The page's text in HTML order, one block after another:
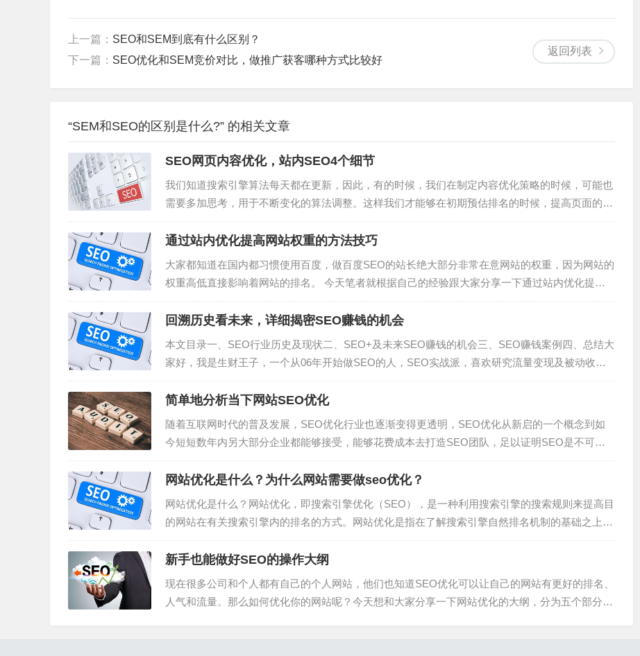
返回列表
上一篇： SEO和SEM到底有什么区别？
下一篇： SEO优化和SEM竞价对比，做推广获客哪种方式比较好
“SEM和SEO的区别是什么?” 的相关文章
SEO网页内容优化，站内SEO4个细节
我们知道搜索引擎算法每天都在更新，因此，有的时候，我们在制定内容优化策略的时候，可能也
需要多加思考，用于不断变化的算法调整。这样我们才能够在初期预估排名的时候，提高页面的关
键词排名。那么，页面内容展现，最新SEO注意事项有哪些？根据以往SEO站内优化的经验，蝙
蝠侠IT，将通过如下内容：1、内容折叠如...
通过站内优化提高网站权重的方法技巧
大家都知道在国内都习惯使用百度，做百度SEO的站长绝大部分非常在意网站的权重，因为网站的
权重高低直接影响着网站的排名。 今天笔者就根据自己的经验跟大家分享一下通过站内优化提高
网站权重的方法技巧。 第一、提高网站用户体验 用户体验，用直...
回溯历史看未来，详细揭密SEO赚钱的机会
本文目录一、SEO行业历史及现状二、SEO+及未来SEO赚钱的机会三、SEO赚钱案例四、总结大
家好，我是生财王子，一个从06年开始做SEO的人，SEO实战派，喜欢研究流量变现及被动收
入。《通过找神词，打造被动收入系统，躺赚10万+》本篇为实操帖，通过本文不仅可以学会找神
词，也可以学会找蓝海市场。注明...
简单地分析当下网站SEO优化
随着互联网时代的普及发展，SEO优化行业也逐渐变得更透明，SEO优化从新启的一个概念到如
今短短数年内另大部分企业都能够接受，能够花费成本去打造SEO团队，足以证明SEO是不可或
缺的。因此SEO已经进入了一个小高峰时期，只要我们优化得当，优化到位，SEO优化能为我们
网站带来充分的流量。当然，通过SEO...
网站优化是什么？为什么网站需要做seo优化？
网站优化是什么？网站优化，即搜索引擎优化（SEO），是一种利用搜索引擎的搜索规则来提高目
的网站在有关搜索引擎内的排名的方式。网站优化是指在了解搜索引擎自然排名机制的基础之上，
对网站进行内部及外部的调整优化，改进网站在搜索引擎中关键词的自然排名，获得更多的展现
量，吸引更多目标客户点击访问网站。网站优化...
新手也能做好SEO的操作大纲
现在很多公司和个人都有自己的个人网站，他们也知道SEO优化可以让自己的网站有更好的排名、
人气和流量。那么如何优化你的网站呢？今天想和大家分享一下网站优化的大纲，分为五个部分。